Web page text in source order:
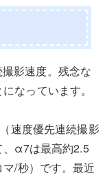
影速度。残念な
なっています。
速度優先連続撮影
、α7は最高約2.5
/秒）です。最近